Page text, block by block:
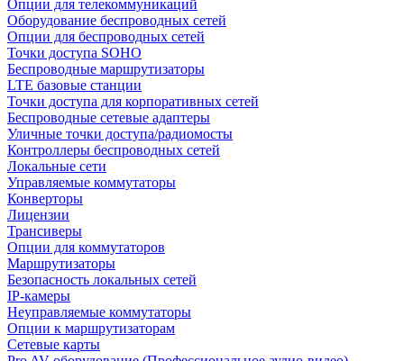
Опции для телекоммуникаций
Оборудование беспроводных сетей
Опции для беспроводных сетей
Точки доступа SOHO
Беспроводные маршрутизаторы
LTE базовые станции
Точки доступа для корпоративных сетей
Беспроводные сетевые адаптеры
Уличные точки доступа/радиомосты
Контроллеры беспроводных сетей
Локальные сети
Управляемые коммутаторы
Конверторы
Лицензии
Трансиверы
Опции для коммутаторов
Маршрутизаторы
Безопасность локальных сетей
IP-камеры
Неуправляемые коммутаторы
Опции к маршрутизаторам
Сетевые карты